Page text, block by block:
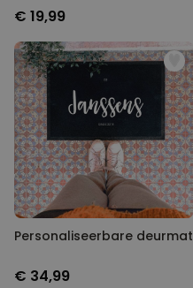
€ 19,99
Personaliseerbare deurmat
€ 34,99